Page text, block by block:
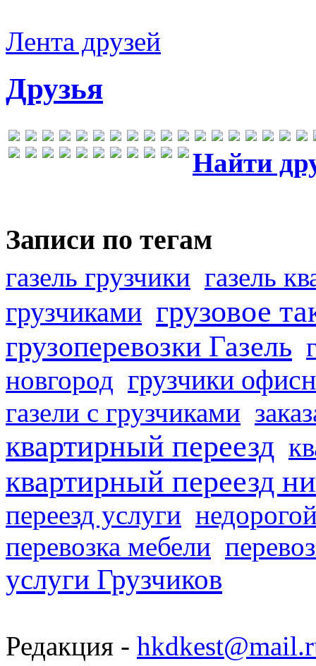
Лента друзей
Друзья
Найти
Записи по тегам
газель грузчики газель
грузчиками грузовое
грузоперевозки Газель
новгород грузчики
газели с грузчиками
квартирный переезд
квартирный переезд
переезд услуги
перевозка мебели
услуги Грузчиков
Редакция -